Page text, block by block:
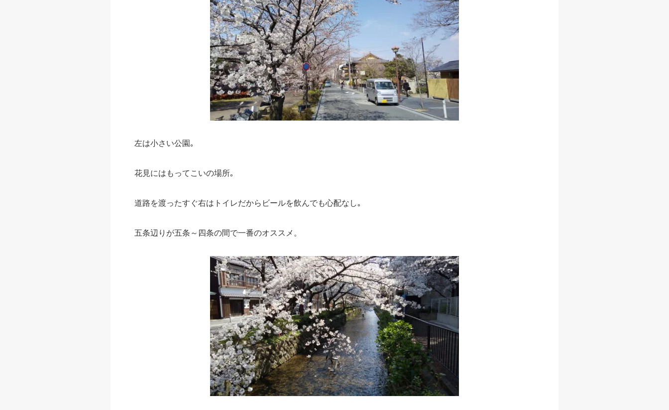
左は小さい公園｡
花見にはもってこいの場所｡
道路を渡ったすぐ右はトイレだからビールを飲んでも心配なし｡
五条辺りが五条～四条の間で一番のオススメ。